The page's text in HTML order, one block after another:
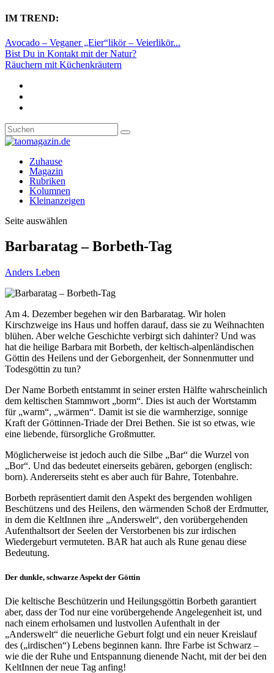
IM TREND:
Avocado – Veganer „Eier“likör – Veierlikör...
Bist Du in Kontakt mit der Natur?
Räuchern mit Küchenkräutern
Zuhause
Magazin
Rubriken
Kolumnen
Kleinanzeigen
Seite auswählen
Barbaratag – Borbeth-Tag
Anders Leben
Am 4. Dezember begehen wir den Barbaratag. Wir holen
Kirschzweige ins Haus und hoffen darauf, dass sie zu Weihnachten
blühen. Aber welche Geschichte verbirgt sich dahinter? Und was
hat die heilige Barbara mit Borbeth, der keltisch-alpenländischen
Göttin des Heilens und der Geborgenheit, der Sonnenmutter und
Todesgöttin zu tun?
Der Name Borbeth entstammt in seiner ersten Hälfte wahrscheinlich
dem keltischen Stammwort „borm“. Dies ist auch der Wortstamm
für „warm“, „wärmen“. Damit ist sie die warmherzige, sonnige
Kraft der Göttinnen-Triade der Drei Bethen. Sie ist so etwas, wie
eine liebende, fürsorgliche Großmutter.
Möglicherweise ist jedoch auch die Silbe „Bar“ die Wurzel von
„Bor“. Und das bedeutet einerseits gebären, geborgen (englisch:
born). Andererseits steht es aber auch für Bahre, Totenbahre.
Borbeth repräsentiert damit den Aspekt des bergenden wohligen
Beschützens und des Heilens, den wärmenden Schoß der Erdmutter,
in dem die KeltInnen ihre „Anderswelt“, den vorübergehenden
Aufenthaltsort der Seelen der Verstorbenen bis zur irdischen
Wiedergeburt vermuteten. BAR hat auch als Rune genau diese
Bedeutung.
Der dunkle, schwarze Aspekt der Göttin
Die keltische Beschützerin und Heilungsgöttin Borbeth garantiert
aber, dass der Tod nur eine vorübergehende Angelegenheit ist, und
nach einem erholsamen und lustvollen Aufenthalt in der
„Anderswelt“ die neuerliche Geburt folgt und ein neuer Kreislauf
des („irdischen“) Lebens beginnen kann. Ihre Farbe ist Schwarz –
wie die der Ruhe und Entspannung dienende Nacht, mit der bei den
KeltInnen der neue Tag anfing!